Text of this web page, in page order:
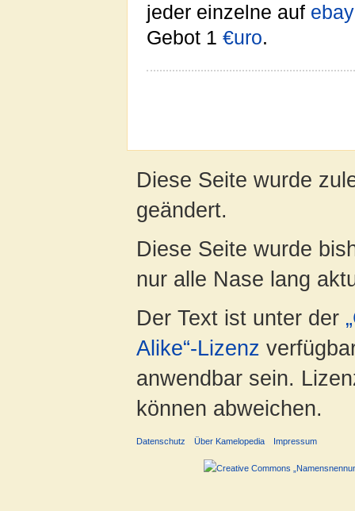
jeder einzelne auf ebay
Gebot 1 €uro.
Diese Seite wurde
geändert.
Diese Seite wurde
nur alle Nase lang
Der Text ist unter der
Alike“-Lizenz
anwendbar sein.
können abweichen.
Datenschutz Über Kamelopedia Impressum